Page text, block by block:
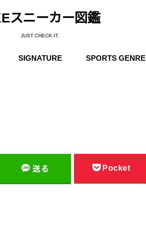
スニーカー図鑑
JUST CHECK IT.
SIGNATURE SPORTS GENRE
送る Pocket